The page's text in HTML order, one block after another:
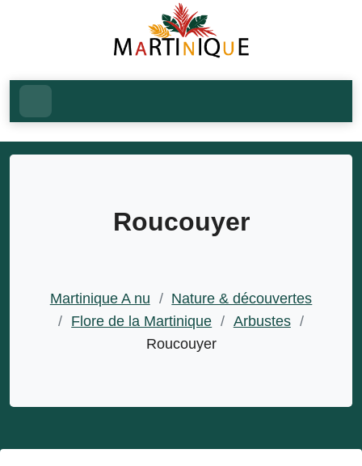
Roucouyer
Martinique A nu / Nature & découvertes
/ Flore de la Martinique / Arbustes /
Roucouyer